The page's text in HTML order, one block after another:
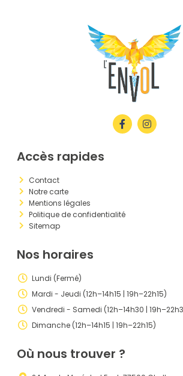
Accès rapides
Contact
Notre carte
Mentions légales
Politique de confidentialité
Sitemap
Nos horaires
Lundi (Fermé)
Mardi - Jeudi (12h–14h15 | 19h–22h15)
Vendredi - Samedi (12h–14h30 |
Dimanche (12h–14h15 | 19h–22h15)
Où nous trouver ?